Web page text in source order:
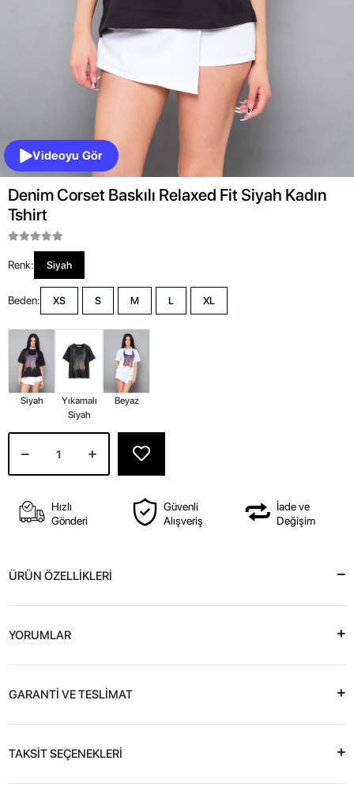
Videoyu Gör
Denim Corset Baskılı Relaxed Fit Siyah Kadın
Tshirt
Renk: Siyah
Beden: XS S M L XL
Siyah
Yıkamalı
Siyah
Beyaz
Hızlı
Gönderi
Güvenli
Alışveriş
İade ve
Değişim
ÜRÜN ÖZELLİKLERİ
YORUMLAR
GARANTİ VE TESLİMAT
TAKSİT SEÇENEKLERİ